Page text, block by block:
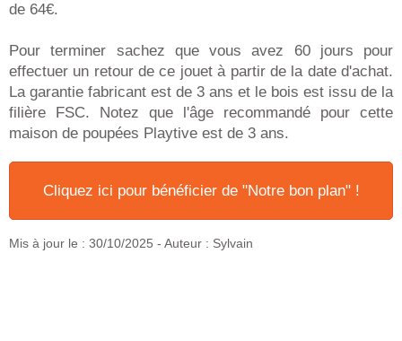
de 64€.
Pour terminer sachez que vous avez 60 jours pour
effectuer un retour de ce jouet à partir de la date d'achat.
La garantie fabricant est de 3 ans et le bois est issu de la
filière FSC. Notez que l'âge recommandé pour cette
maison de poupées Playtive est de 3 ans.
Cliquez ici pour bénéficier de "Notre bon plan" !
Mis à jour le : 30/10/2025 - Auteur : Sylvain